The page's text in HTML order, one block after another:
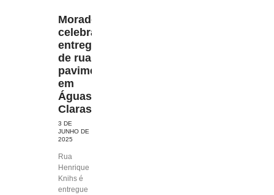
Moradores
celebram
entrega
de rua
pavimentada
em
Águas
Claras
3 DE
JUNHO DE
2025
Rua
Henrique
Knihs é
entregue